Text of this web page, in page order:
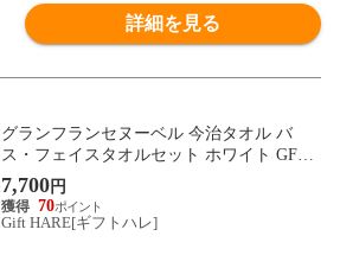
詳細を見る
グランフランセヌーベル 今治タオル バ
ス・フェイスタオルセット ホワイト GFN1
0701W 【_
7,700円
70
Gift HARE[ギフトハレ]